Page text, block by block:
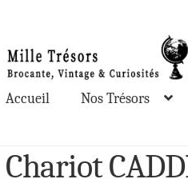
à
la
navigation
au
contenu
Accueil Nos Trésors
Chariot